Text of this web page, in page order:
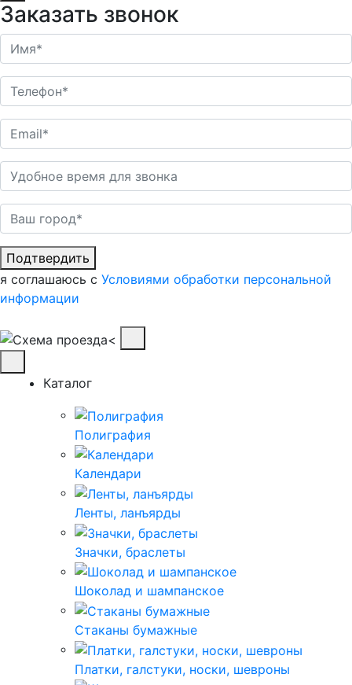
Заказать звонок
Подтвердить
я соглашаюсь с Условиями обработки персональной
информации
Каталог
Полиграфия
Календари
Ленты, ланъярды
Значки, браслеты
Шоколад и шампанское
Стаканы бумажные
Платки, галстуки, носки, шевроны